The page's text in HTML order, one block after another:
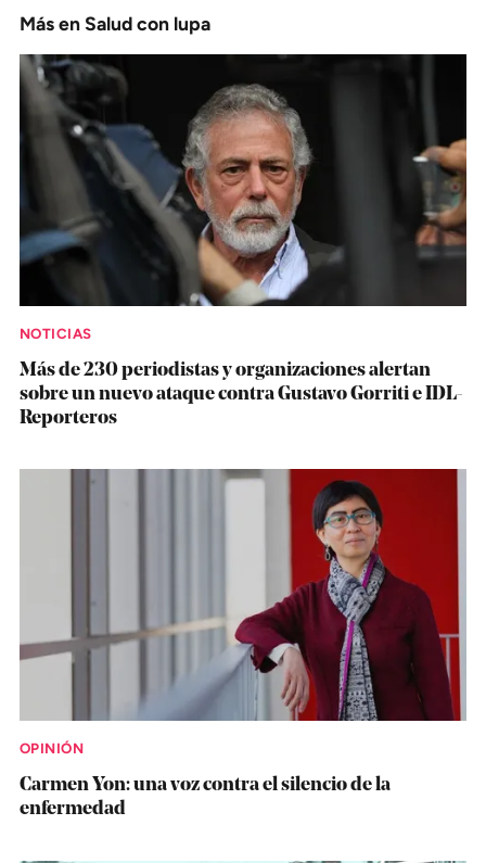
Más en Salud con lupa
NOTICIAS
Más de 230 periodistas y organizaciones alertan
sobre un nuevo ataque contra Gustavo Gorriti e IDL-
Reporteros
OPINIÓN
Carmen Yon: una voz contra el silencio de la
enfermedad